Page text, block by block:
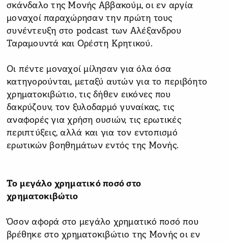
σκάνδαλο της Μονής Αββακούμ, οι εν αργία
μοναχοί παραχώρησαν την πρώτη τους
συνέντευξη στο podcast των Αλέξανδρου
Ταραμουντά και Ορέστη Κρητικού.
Οι πέντε μοναχοί μίλησαν για όλα όσα
κατηγορούνται, μεταξύ αυτών για το περιβόητο
χρηματοκιβώτιο, τις δήθεν εικόνες που
δακρύζουν, τον ξυλοδαρμό γυναίκας, τις
αναφορές για χρήση ουσιών, τις ερωτικές
περιπτύξεις, αλλά και για τον εντοπισμό
ερωτικών βοηθημάτων εντός της Μονής.
Το μεγάλο χρηματικό ποσό στο
χρηματοκιβώτιο
Όσον αφορά στο μεγάλο χρηματικό ποσό που
βρέθηκε στο χρηματοκιβώτιο της Μονής οι εν